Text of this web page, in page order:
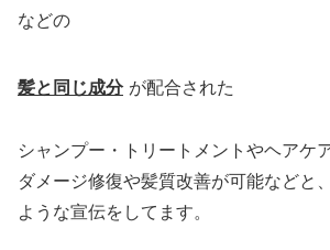
などの
髪と同じ成分 が配合された
シャンプー・トリートメントやヘアケ
ダメージ修復や髪質改善が可能などと
ような宣伝をしてます。